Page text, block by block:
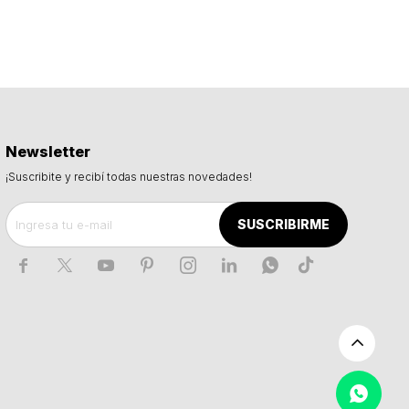
Newsletter
¡Suscribite y recibí todas nuestras novedades!
SUSCRIBIRME
      